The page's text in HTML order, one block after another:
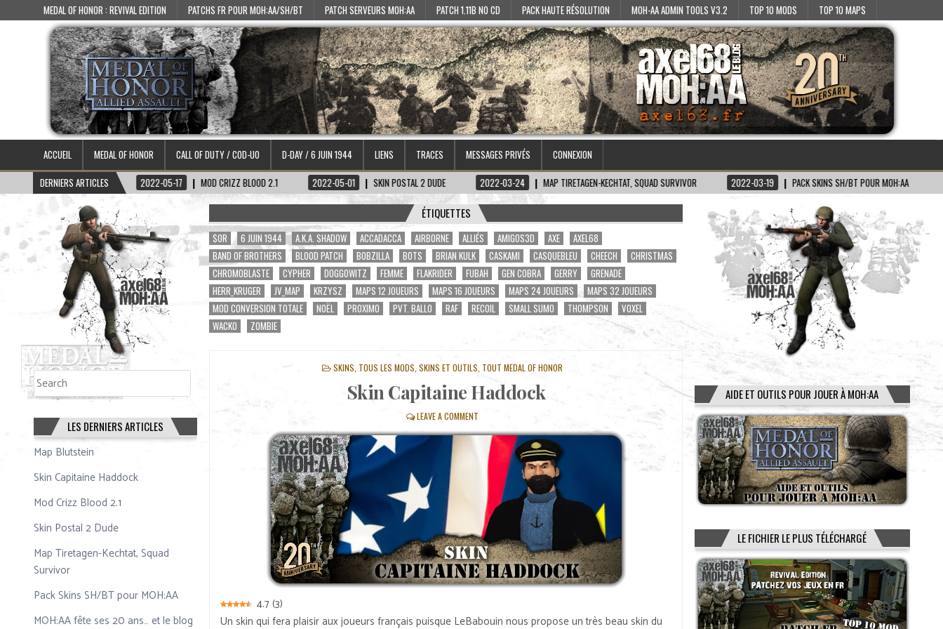
MEDAL OF HONOR : REVIVAL EDITION PATCHS FR POUR MOH:AA/SH/BT PATCH SERVEURS MOH:AA PATCH 1.11B NO CD PACK HAUTE RÉSOLUTION MOH-AA ADMIN TOOLS V3.2 TOP 10 MODS TOP 10 MAPS
ACCUEIL MEDAL OF HONOR CALL OF DUTY / COD-UO D-DAY / 6 JUIN 1944 LIENS TRACES MESSAGES PRIVÉS
CONNEXION
DERNIERS ARTICLES
HADDOCK 2022-05-17 MOD CRIZZ BLOOD 2.1 2022-05-01 SKIN POSTAL 2 DUDE 2022-03-24 MAP TIRETAGEN-KECHTAT, SQUAD SURVIVOR 2022-03-19 PACK SKINS SH/BT POUR MOH:AA 2022-03-05
ÉTIQUETTES
$OR 6 JUIN 1944 A.K.A. SHADOW ACCADACCA AIRBORNE ALLIÉS AMIGOS3D AXE
AXEL68
BAND OF BROTHERS
BLOOD PATCH BOBZILLA BOTS BRIAN KULK CASKAMI CASQUEBLEU CHEECH
CHRISTMAS
CHROMOBLASTE
CYPHER DOGGOWITZ FEMME FLAKRIDER FUBAH GEN COBRA GERRY
GRENADE
HERR_KRUGER
JV_MAP KRZYSZ MAPS 12 JOUEURS MAPS 16 JOUEURS MAPS 24 JOUEURS
MAPS 32 JOUEURS
MOD CONVERSION TOTALE
NOËL PROXIMO PVT. BALLO RAF RECOIL SMALL SUMO THOMPSON
VOXEL
WACKO
ZOMBIE
POSTED
SKINS TOUS LES MODS, SKINS ET OUTILS TOUT MEDAL OF HONOR
Skin Capitaine Haddock
LEAVE A COMMENT
4.7(3)
Un skin qui fera plaisir aux joueurs français puisque LeBabouin nous propose un très beau skin du
Rechercher
LES DERNIERS ARTICLES
Map Blutstein
Skin Capitaine Haddock
Mod Crizz Blood 2.1
Skin Postal 2 Dude
Map Tiretagen-Kechtat, Squad
Survivor
Pack Skins SH/BT pour MOH:AA
MOH:AA fête ses 20 ans… et le blog
AIDE ET OUTILS POUR JOUER À MOH:AA
LE FICHIER LE PLUS TÉLÉCHARGÉ